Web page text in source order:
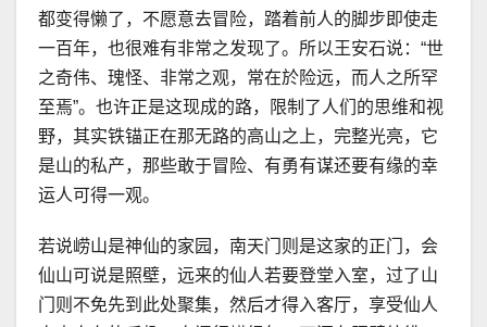
都变得懒了，不愿意去冒险，踏着前人的脚步即使走
一百年，也很难有非常之发现了。所以王安石说：“世
之奇伟、瑰怪、非常之观，常在於险远，而人之所罕
至焉”。也许正是这现成的路，限制了人们的思维和视
野，其实铁锚正在那无路的高山之上，完整光亮，它
是山的私产，那些敢于冒险、有勇有谋还要有缘的幸
运人可得一观。
若说崂山是神仙的家园，南天门则是这家的正门，会
仙山可说是照壁，远来的仙人若要登堂入室，过了山
门则不免先到此处聚集，然后才得入客厅，享受仙人